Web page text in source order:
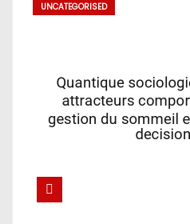
UNCATEGORISED